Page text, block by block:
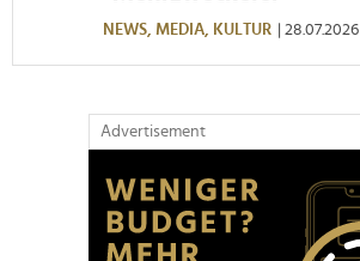
NEWS, MEDIA, KULTUR | 28.07.2026
Advertisement